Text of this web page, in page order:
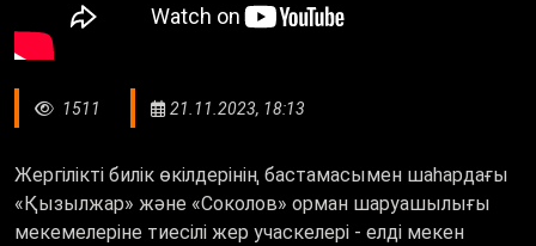
1511 21.11.2023, 18:13
Жергілікті билік өкілдерінің бастамасымен шаhардағы
«Қызылжар» және «Соколов» орман шаруашылығы
мекемелеріне тиесілі жер учаскелері - елді мекен